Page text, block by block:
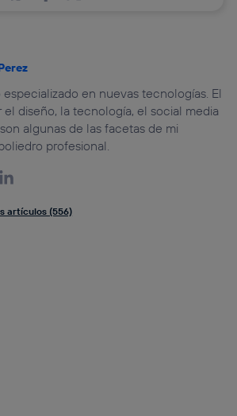
en nuevas tecnologías. El
el diseño, la tecnología, el social media
algunas de las facetas de mi
profesional.
artículos (556)